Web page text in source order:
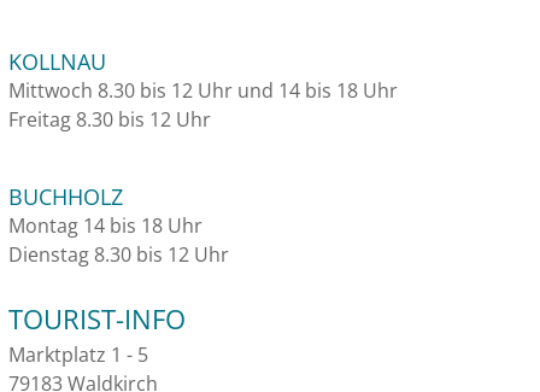
KOLLNAU
Mittwoch 8.30 bis 12 Uhr und 14 bis 18 Uhr
Freitag 8.30 bis 12 Uhr
BUCHHOLZ
Montag 14 bis 18 Uhr
Dienstag 8.30 bis 12 Uhr
TOURIST-INFO
Marktplatz 1 - 5
79183 Waldkirch